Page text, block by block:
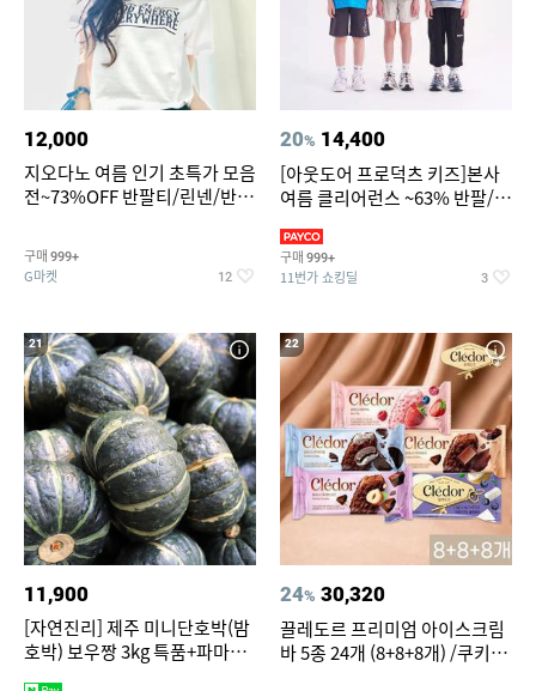
12,000
지오다노 여름 인기 초특가 모음
전~73%OFF 반팔티/린넨/반바
구매 999+
G마켓 12
20% 14,400
[아웃도어 프로덕츠 키즈]본사
여름 클리어런스 ~63% 반팔/반
구매 999+
11번가 쇼킹딜 3
21
11,900
[자연진리] 제주 미니단호박(밤
호박) 보우짱 3kg 특품+파마산
22
24% 30,320
끌레도르 프리미엄 아이스크림
바 5종 24개 (8+8+8개) /쿠키앤